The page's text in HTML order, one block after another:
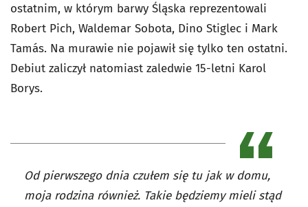
ostatnim, w którym barwy Śląska reprezentowali
Robert Pich, Waldemar Sobota, Dino Stiglec i Mark
Tamás. Na murawie nie pojawił się tylko ten ostatni.
Debiut zaliczył natomiast zaledwie 15-letni Karol
Borys.
Od pierwszego dnia czułem się tu jak w domu,
moja rodzina również. Takie będziemy mieli stąd